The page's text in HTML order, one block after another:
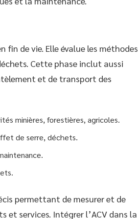
fin de vie. Elle évalue les méthodes
Cette phase inclut aussi
et de transport des
minières, forestières, agricoles.
de serre, déchets.
permettant de mesurer et de
et services. Intégrer l’ACV dans la